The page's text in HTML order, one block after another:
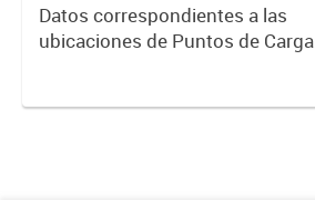
Datos correspondientes a las
ubicaciones de Puntos de Carga